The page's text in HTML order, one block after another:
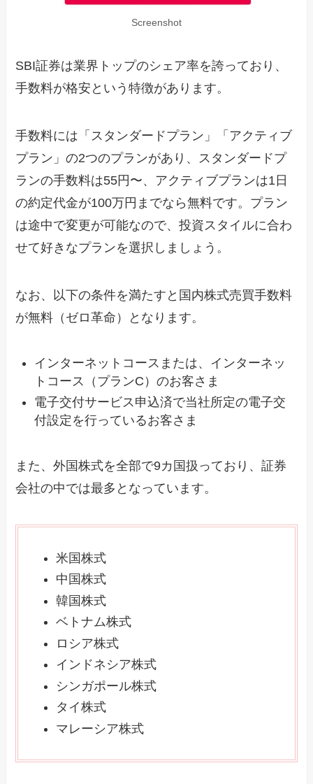
Screenshot
SBI証券は業界トップのシェア率を誇っており、
手数料が格安という特徴があります。
手数料には「スタンダードプラン」「アクティブ
プラン」の2つのプランがあり、スタンダードプ
ランの手数料は55円〜、アクティブプランは1日
の約定代金が100万円までなら無料です。プラン
は途中で変更が可能なので、投資スタイルに合わ
せて好きなプランを選択しましょう。
なお、以下の条件を満たすと国内株式売買手数料
が無料（ゼロ革命）となります。
インターネットコースまたは、インターネッ
トコース（プランC）のお客さま
電子交付サービス申込済で当社所定の電子交
付設定を行っているお客さま
また、外国株式を全部で9カ国扱っており、証券
会社の中では最多となっています。
米国株式
中国株式
韓国株式
ベトナム株式
ロシア株式
インドネシア株式
シンガポール株式
タイ株式
マレーシア株式